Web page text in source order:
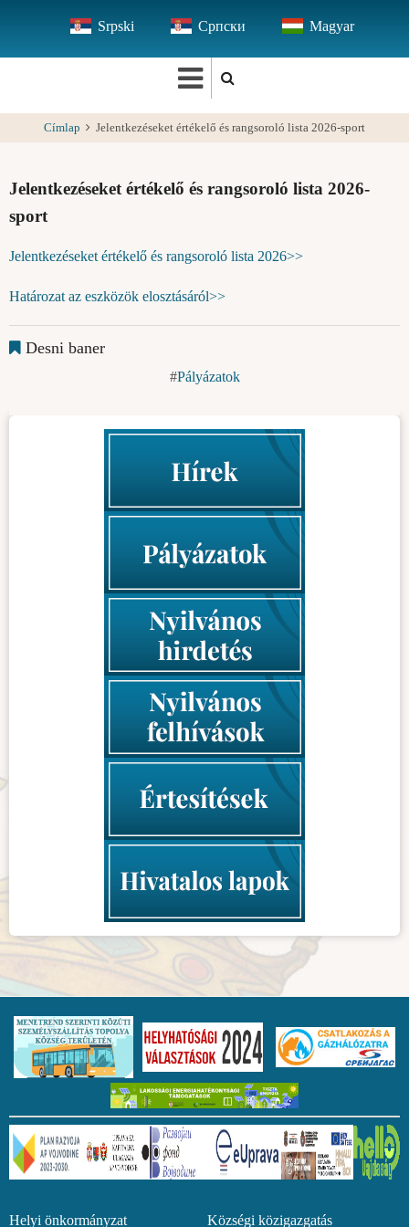
tartalomra
Srpski Српски Magyar
Címlap Jelentkezéseket értékelő és rangsoroló lista 2026-sport
Jelentkezéseket értékelő és rangsoroló lista 2026-
sport
Jelentkezéseket értékelő és rangsoroló lista 2026>>
Határozat az eszközök elosztásáról>>
Desni baner
Pályázatok
Helyi önkormányzat Községi közigazgatás